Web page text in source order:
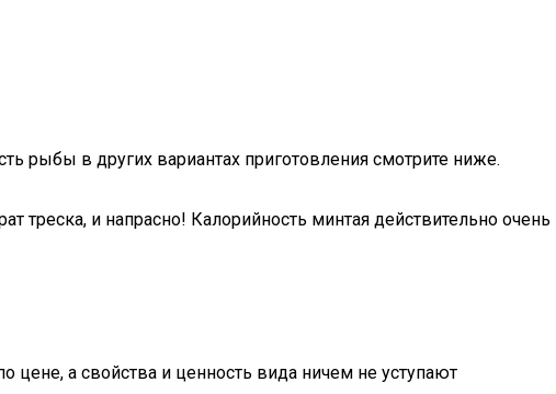
рыбы в других вариантах приготовления смотрите ниже.
треска, и напрасно! Калорийность минтая действительно очень
а свойства и ценность вида ничем не уступают